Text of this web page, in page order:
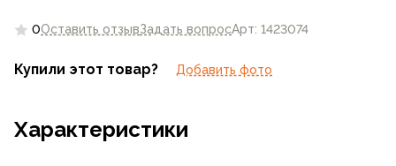
0Оставить отзывЗадать вопросАрт: 1423074
Купили этот товар? Добавить фото
Характеристики